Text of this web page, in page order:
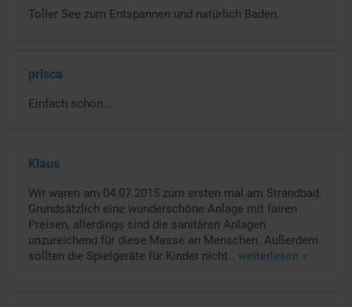
Toller See zum Entspannen und natürlich Baden.
prisca
Einfach schön...
Klaus
Wir waren am 04.07.2015 zum ersten mal am Strandbad.
Grundsätzlich eine wunderschöne Anlage mit fairen
Preisen, allerdings sind die sanitären Anlagen
unzureichend für diese Masse an Menschen. Außerdem
sollten die Spielgeräte für Kinder nicht... weiterlesen »